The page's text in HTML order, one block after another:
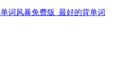
单词风暴免费版_最好的背单词